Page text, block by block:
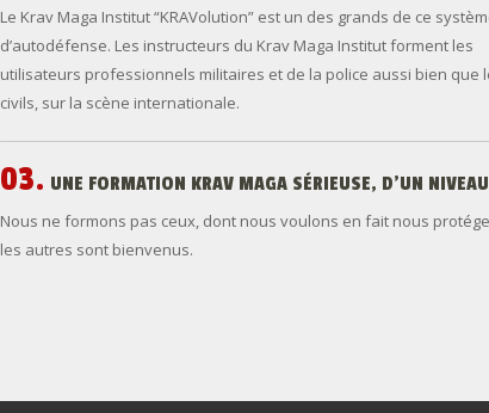
Le Krav Maga Institut “KRAVolution” est un des grands de ce
d’autodéfense. Les instructeurs du Krav Maga Institut forment les
utilisateurs professionnels militaires et de la police aussi bien que
civils, sur la scène internationale.
03. UNE FORMATION KRAV MAGA SÉRIEUSE, D’UN NIVEAU
Nous ne formons pas ceux, dont nous voulons en fait nous
les autres sont bienvenus.